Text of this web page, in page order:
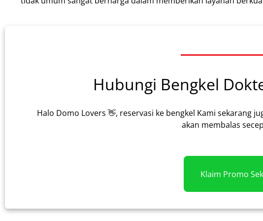
Hubungi Bengkel
Halo Domo Lovers 👋, reservasi ke bengkel Kami sekarang
akan membalas
Klaim Promo